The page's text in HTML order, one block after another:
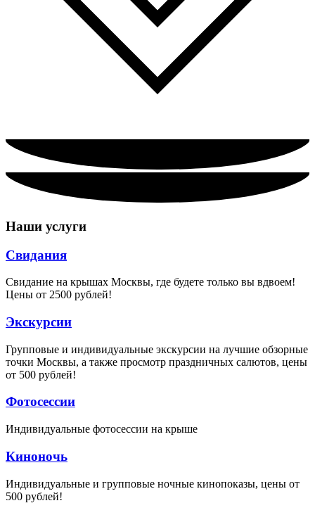
Наши услуги
Свидания
Свидание на крышах Москвы, где будете только вы вдвоем!
Цены от 2500 рублей!​
Экскурсии
Групповые и индивидуальные экскурсии на лучшие обзорные
точки Москвы, а также просмотр праздничных салютов, цены
от 500 рублей!​
Фотосессии
Индивидуальные фотосессии на крыше​
Киноночь
Индивидуальные и групповые ночные кинопоказы, цены от
500 рублей!